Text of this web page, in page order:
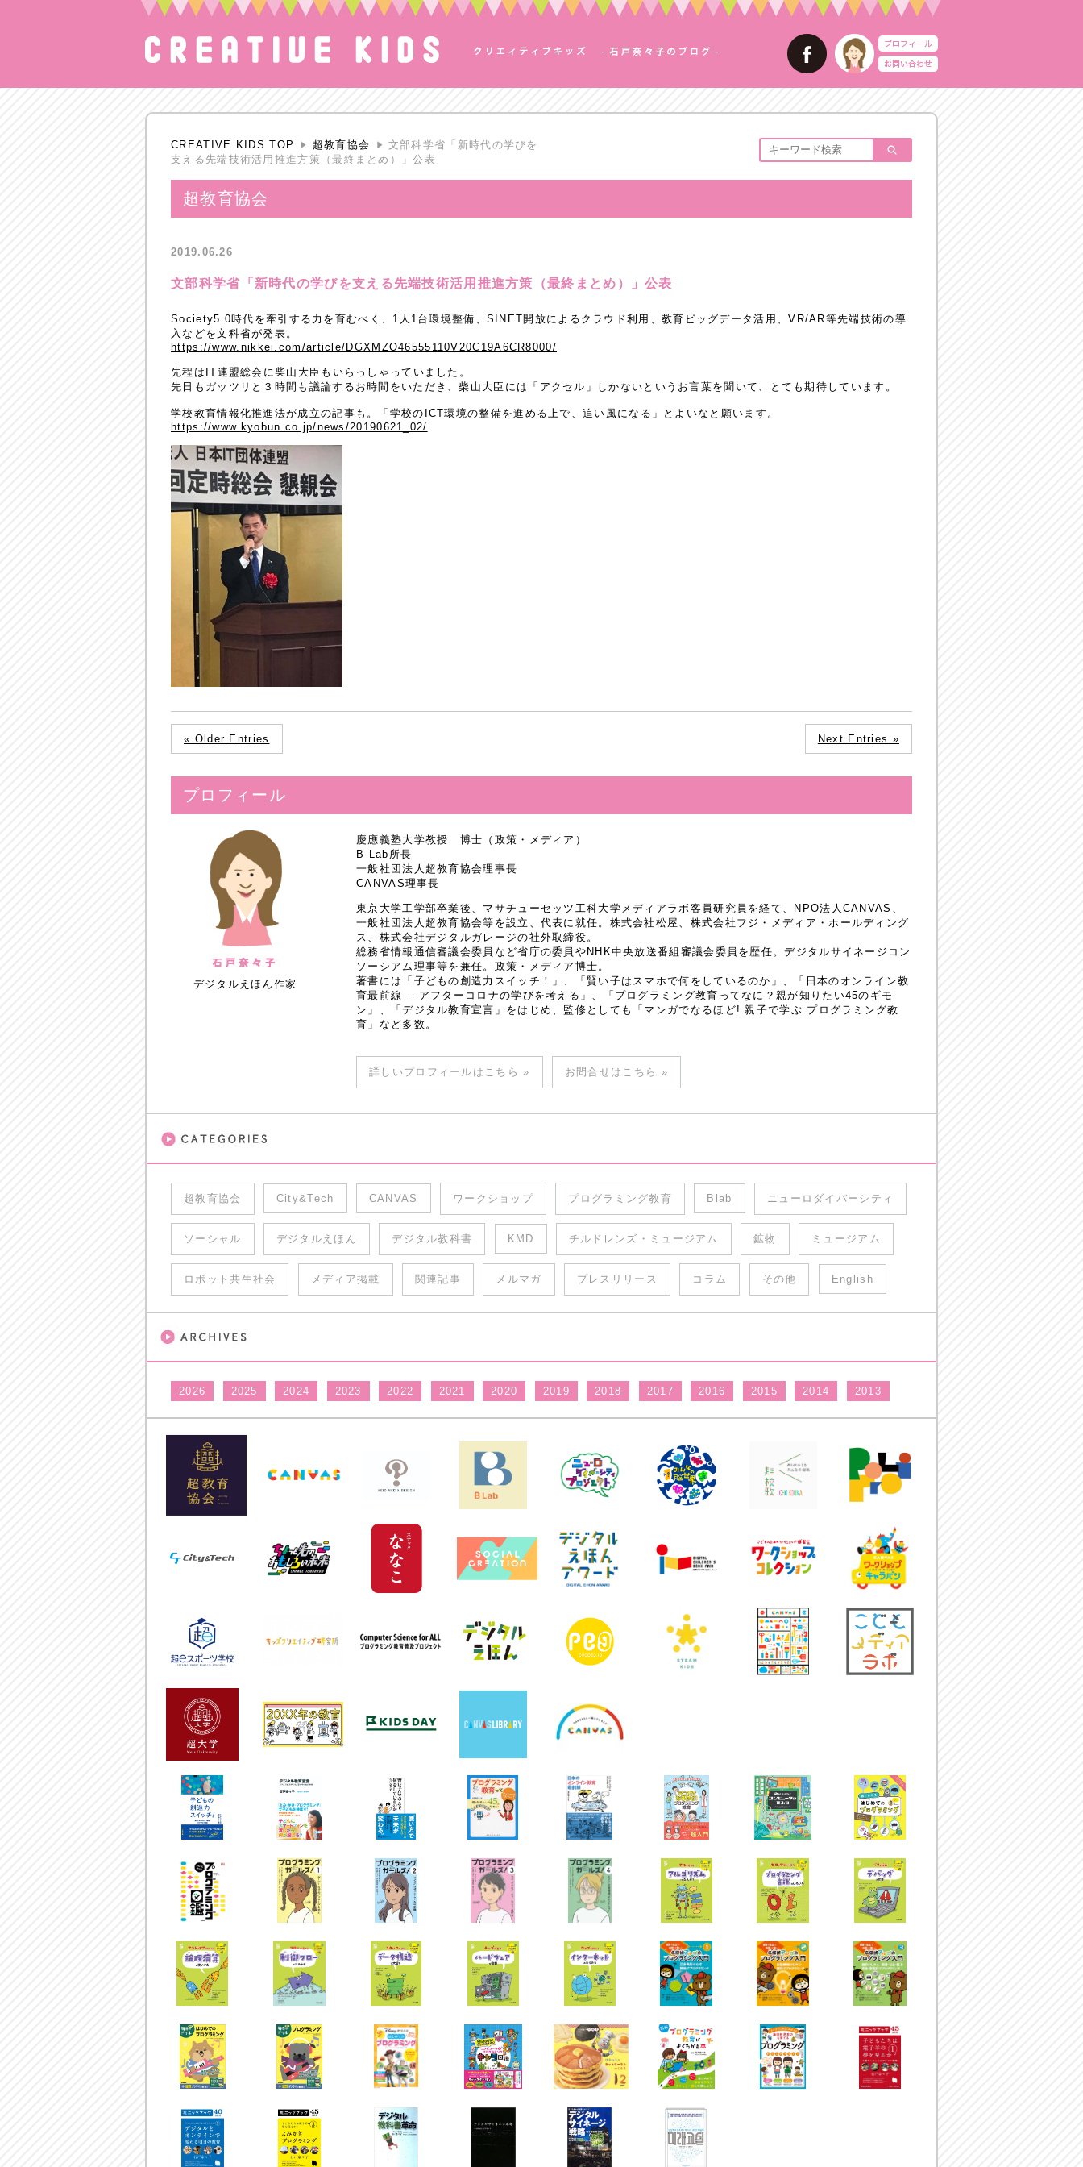
CREATIVE KIDS TOP 超教育協会
文部科学省「新時代の学びを
支える先端技術活用推進方策（最終まとめ）」公表
超教育協会
2019.06.26
文部科学省「新時代の学びを支える先端技術活用推進方策（最終まとめ）」公表
Society5.0時代を牽引する力を育むべく、1人1台環境整備、SINET開放によるクラウド利用、教育ビッグデータ活用、VR/AR等先端技術の導
入などを文科省が発表。
https://www.nikkei.com/article/DGXMZO46555110V20C19A6CR8000/
先程はIT連盟総会に柴山大臣もいらっしゃっていました。
先日もガッツリと３時間も議論するお時間をいただき、柴山大臣には「アクセル」しかないというお言葉を聞いて、とても期待しています。
学校教育情報化推進法が成立の記事も。「学校のICT環境の整備を進める上で、追い風になる」とよいなと願います。
https://www.kyobun.co.jp/news/20190621_02/
« Older Entries Next Entries »
プロフィール
デジタルえほん作家
慶應義塾大学教授 博士（政策・メディア）
B Lab所長
一般社団法人超教育協会理事長
CANVAS理事長
東京大学工学部卒業後、マサチューセッツ工科大学メディアラボ客員研究員を経て、NPO法人CANVAS、
一般社団法人超教育協会等を設立、代表に就任。株式会社松屋、株式会社フジ・メディア・ホールディング
ス、株式会社デジタルガレージの社外取締役。
総務省情報通信審議会委員など省庁の委員やNHK中央放送番組審議会委員を歴任。デジタルサイネージコン
ソーシアム理事等を兼任。政策・メディア博士。
著書には「子どもの創造力スイッチ！」、「賢い子はスマホで何をしているのか」、「日本のオンライン教
育最前線──アフターコロナの学びを考える」、「プログラミング教育ってなに？親が知りたい45のギモ
ン」、「デジタル教育宣言」をはじめ、監修としても「マンガでなるほど! 親子で学ぶ プログラミング教
育」など多数。
詳しいプロフィールはこちら » お問合せはこちら »
超教育協会 City&Tech CANVAS ワークショップ プログラミング教育 Blab ニューロダイバーシティ
ソーシャル デジタルえほん デジタル教科書 KMD チルドレンズ・ミュージアム 鉱物 ミュージアム
ロボット共生社会 メディア掲載 関連記事 メルマガ プレスリリース コラム その他 English
2026 2025 2024 2023 2022 2021 2020 2019 2018 2017 2016 2015 2014 2013